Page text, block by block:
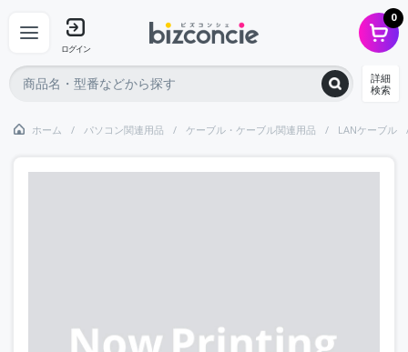
ログイン
0
詳細
検索
ホーム パソコン関連用品 ケーブル・ケーブル関連用品 LANケーブル